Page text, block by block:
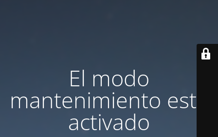
El modo
mantenimiento está
activado